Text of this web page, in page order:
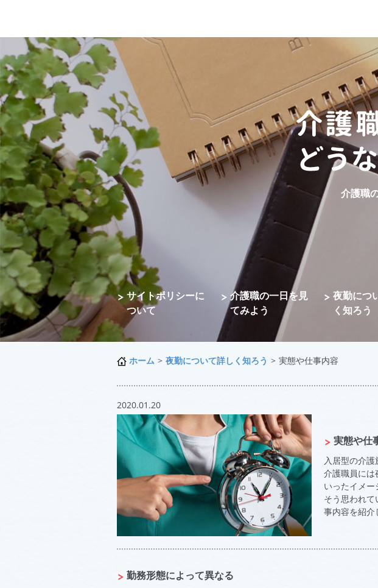
介護職
サイトポリシーに
ついて
介護職の一日を見
てみよう
夜勤につ
く知ろう
ホーム > 夜勤について詳しく知ろう > 実態や仕事内容
2020.01.20
実態や仕
入居型の介
介護職員には
いったイメ
そう思われ
事内容を紹介
勤務形態によって異なる